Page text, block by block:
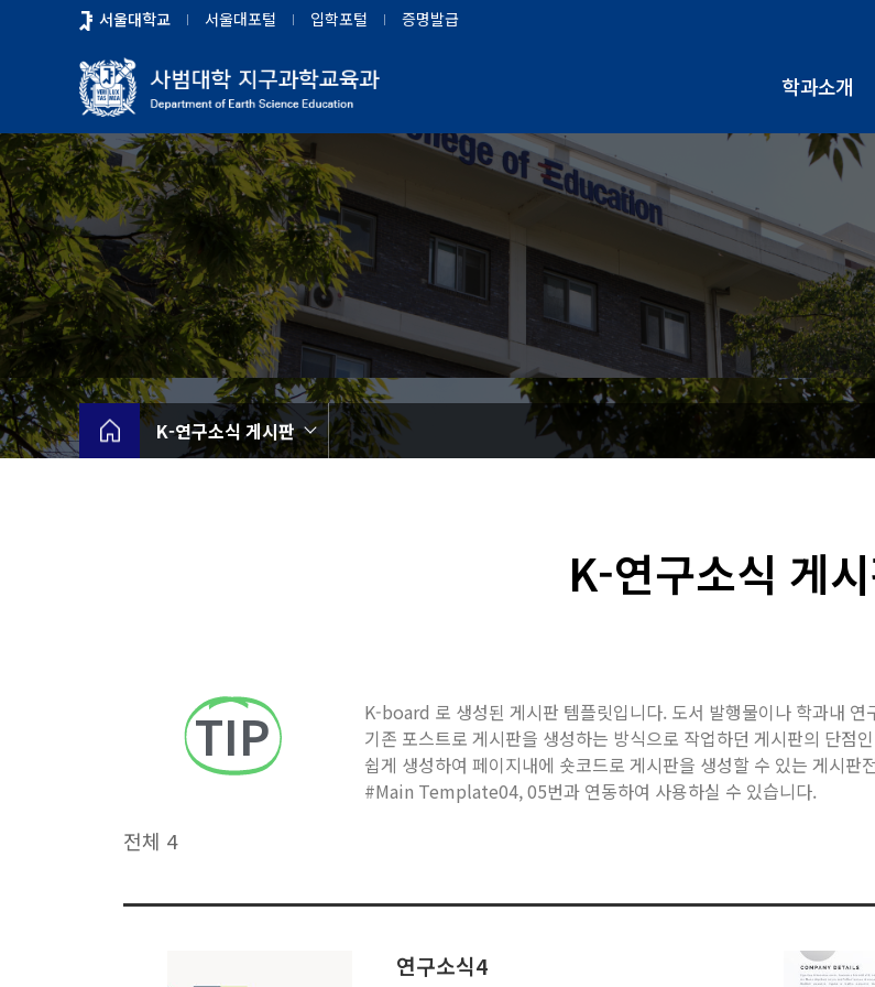
뉴
서울대학교 서울대포털 입학포털 증명발급
학과소개
K-연구소식 게시판
K-연구소식 게
TIP
K-board 로 생성된 게시판 템플릿입니다. 도서 발행물이나 학과내 연
기존 포스트로 게시판을 생성하는 방식으로 작업하던 게시판의 단
쉽게 생성하여 페이지내에 숏코드로 게시판을 생성할 수 있는 게시판
#Main Template04, 05번과 연동하여 사용하실 수 있습니다.
전체 4
연구소식4